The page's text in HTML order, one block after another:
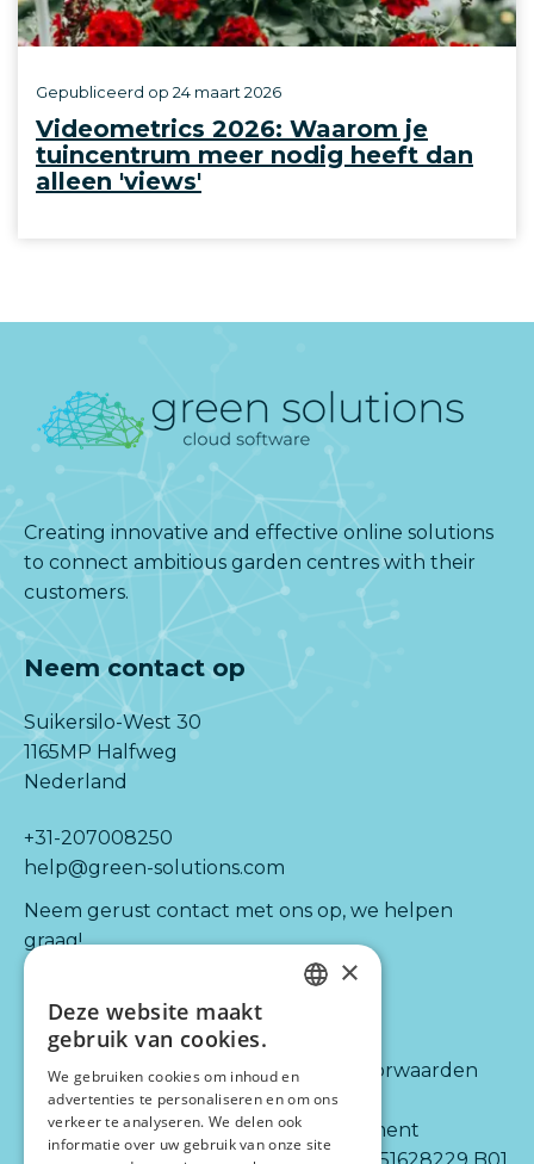
Videometrics 2026: Waarom je
tuincentrum meer nodig heeft dan
alleen 'views'
Gepubliceerd op 24 maart 2026
Creating innovative and effective online solutions
to connect ambitious garden centres with their
customers.
Neem contact op
Suikersilo-West 30
1165MP Halfweg
Nederland
+31-207008250
help@green-solutions.com
Neem gerust contact met ons op, we helpen
graag!
Kijk ook naar:
Diensten
Integraties
Partners
Informatie
Algemene voorwaarden
Disclaimer
Privacy statement
BTW-nr.: NL 851628229 B01
×
Deze website maakt
gebruik van cookies.
We gebruiken cookies om inhoud en
advertenties te personaliseren en om ons
verkeer te analyseren. We delen ook
informatie over uw gebruik van onze site